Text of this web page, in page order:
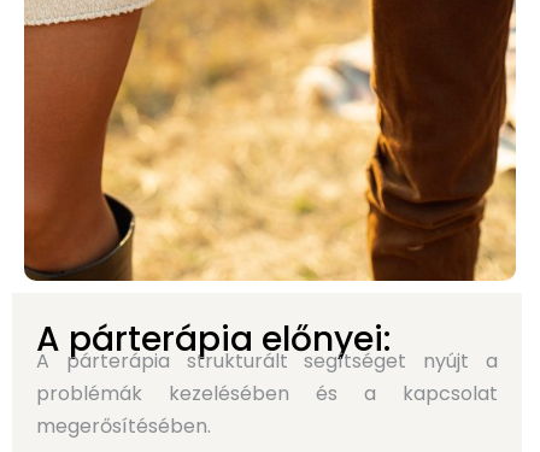
A párterápia előnyei:
A párterápia strukturált segítséget nyújt a
problémák kezelésében és a kapcsolat
megerősítésében.